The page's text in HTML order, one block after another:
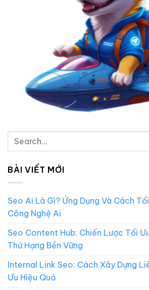
BÀI VIẾT MỚI
Seo Ai Là Gì? Ứng Dụng Và Cách
Công Nghệ Ai
Seo Content Hub: Chiến Lược Tối
Thứ Hạng Bền Vững
Internal Link Seo: Cách Xây Dựng
Ưu Hiệu Quả